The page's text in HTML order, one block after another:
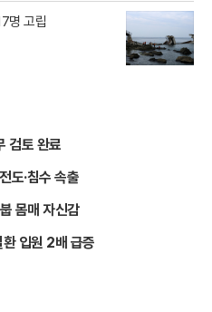
명 고립
검토 완료
도·침수 속출
몸매 자신감
입원 2배 급증